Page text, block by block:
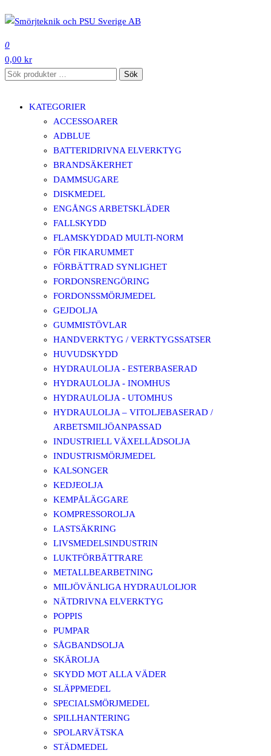
till
innehåll
0
0,00 kr
Sök
Sök
KATEGORIER
ACCESSOARER
ADBLUE
BATTERIDRIVNA ELVERKTYG
BRANDSÄKERHET
DAMMSUGARE
DISKMEDEL
ENGÅNGS ARBETSKLÄDER
FALLSKYDD
FLAMSKYDDAD MULTI-NORM
FÖR FIKARUMMET
FÖRBÄTTRAD SYNLIGHET
FORDONSRENGÖRING
FORDONSSMÖRJMEDEL
GEJDOLJA
GUMMISTÖVLAR
HANDVERKTYG / VERKTYGSSATSER
HUVUDSKYDD
HYDRAULOLJA - ESTERBASERAD
HYDRAULOLJA - INOMHUS
HYDRAULOLJA - UTOMHUS
HYDRAULOLJA – VITOLJEBASERAD /
ARBETSMILJÖANPASSAD
INDUSTRIELL VÄXELLÅDSOLJA
INDUSTRISMÖRJMEDEL
KALSONGER
KEDJEOLJA
KEMPÅLÄGGARE
KOMPRESSOROLJA
LASTSÄKRING
LIVSMEDELSINDUSTRIN
LUKTFÖRBÄTTRARE
METALLBEARBETNING
MILJÖVÄNLIGA HYDRAULOLJOR
NÄTDRIVNA ELVERKTYG
POPPIS
PUMPAR
SÅGBANDSOLJA
SKÄROLJA
SKYDD MOT ALLA VÄDER
SLÄPPMEDEL
SPECIALSMÖRJMEDEL
SPILLHANTERING
SPOLARVÄTSKA
STÄDMEDEL